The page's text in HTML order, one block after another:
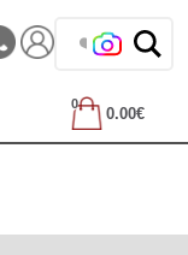
|||
❤️ Βρες τα
0
0.00€